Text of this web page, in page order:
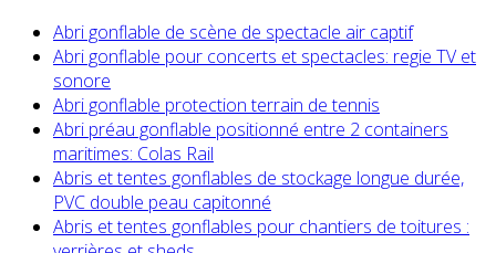
Abri gonflable de scène de spectacle air captif
Abri gonflable pour concerts et spectacles: regie TV et
sonore
Abri gonflable protection terrain de tennis
Abri préau gonflable positionné entre 2 containers
maritimes: Colas Rail
Abris et tentes gonflables de stockage longue durée,
PVC double peau capitonné
Abris et tentes gonflables pour chantiers de toitures :